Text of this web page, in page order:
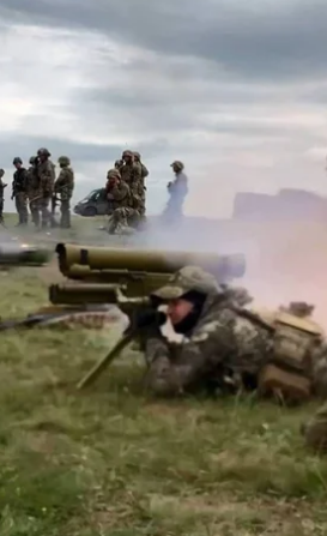
основные
направлениях. За
штаб Вооруженных сил
нанесла очередной
этой атаки уточняется.
нанесли
3 крылатые ракеты
«Искандер-К», 4 крылатые